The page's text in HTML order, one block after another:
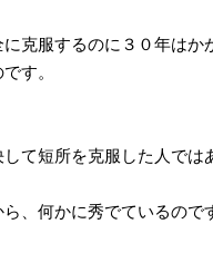
克服するのに３０年はか
す。
て短所を克服した人では
、何かに秀でているので